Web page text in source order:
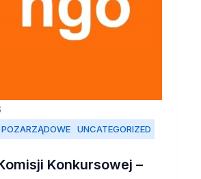
UNCATEGORIZED
Konkursowej –